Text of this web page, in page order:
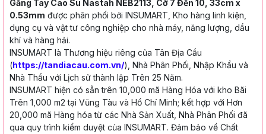
Găng Tay Cao Su Nastah NEB2113, Cỡ 7 Đến 10, 33cm x
0.53mm được phân phối bởi INSUMART, Kho hàng linh kiện,
dụng cụ và vật tư công nghiệp cho nhà máy, năng lượng, dầu
khí và hàng hải.
INSUMART là Thương hiệu riêng của Tân Địa Cầu
(https://tandiacau.com.vn/), Nhà Phân Phối, Nhập Khẩu và
Nhà Thầu với Lịch sử thành lập Trên 25 Năm.
INSUMART hiện có sẵn trên 10,000 mã Hàng Hóa với kho Bãi
Trên 1,000 m2 tại Vũng Tàu và Hồ Chí Minh; kết hợp với Hơn
20,000 mã Hàng hóa từ các Nhà Sản Xuất, Nhà Phân Phối đã
qua quy trình kiểm duyệt của INSUMART. Đảm bảo về Chất